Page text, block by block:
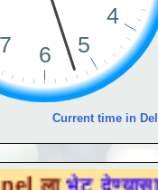
Current time in
येथे क्लिक